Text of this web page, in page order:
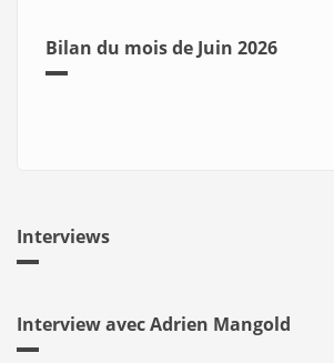
Bilan du mois de Juin 2026
Interviews
Interview avec Adrien Mangold